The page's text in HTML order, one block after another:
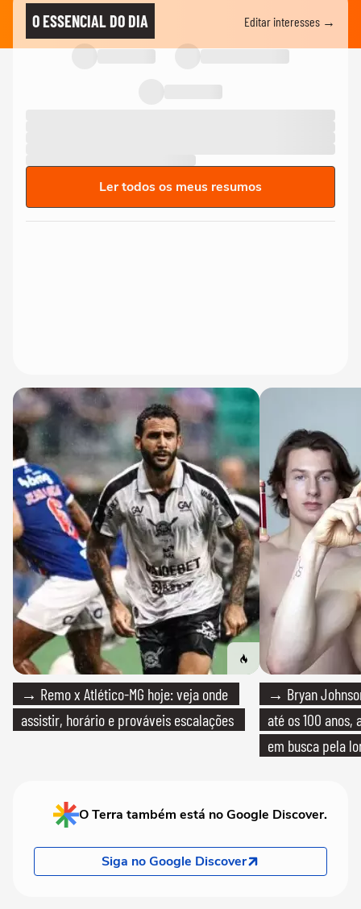
O ESSENCIAL DO DIA Editar interesses →
Ler todos os meus resumos
→ Remo x Atlético-MG hoje: veja onde
assistir, horário e prováveis escalações
→ Bryan
até os 100
em busca pela
O Terra também está no Google Discover.
Siga no Google Discover